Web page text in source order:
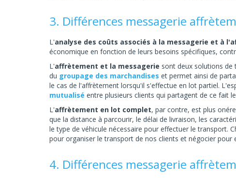
3. Différences messagerie
L'analyse des coûts associés à la messagerie et à
économique en fonction de leurs besoins spécifiques,
L'affrètement et la messagerie sont deux solutions de
du groupage des marchandises et permet ainsi de
le cas de l'affrètement lorsqu'il s'effectue en lot partiel.
mutualisé entre plusieurs clients qui partagent de ce fait
L'affrètement en lot complet, par contre, est plus
que la distance à parcourir, le délai de livraison, les
le type de véhicule nécessaire pour effectuer le transport.
pour organiser le transport de nos clients et négocier pour
4. Différences messagerie